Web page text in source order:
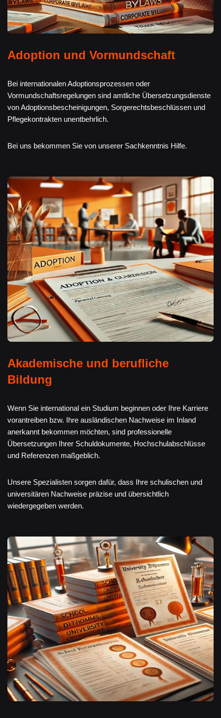
Adoption und Vormundschaft
Bei internationalen Adoptionsprozessen oder
Vormundschaftsregelungen sind amtliche Übersetzungsdienste
von Adoptionsbescheinigungen, Sorgerechtsbeschlüssen und
Pflegekontrakten unentbehrlich.
Bei uns bekommen Sie von unserer Sachkenntnis Hilfe.
Akademische und berufliche
Bildung
Wenn Sie international ein Studium beginnen oder Ihre Karriere
vorantreiben bzw. Ihre ausländischen Nachweise im Inland
anerkannt bekommen möchten, sind professionelle
Übersetzungen Ihrer Schuldokumente, Hochschulabschlüsse
und Referenzen maßgeblich.
Unsere Spezialisten sorgen dafür, dass Ihre schulischen und
universitären Nachweise präzise und übersichtlich
wiedergegeben werden.